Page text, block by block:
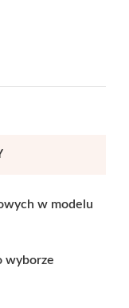
w modelu
wyborze